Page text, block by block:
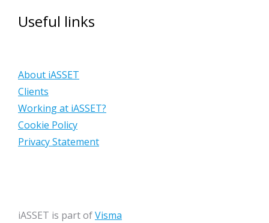
Useful links
About iASSET
Clients
Working at iASSET?
Cookie Policy
Privacy Statement
iASSET is part ofVisma